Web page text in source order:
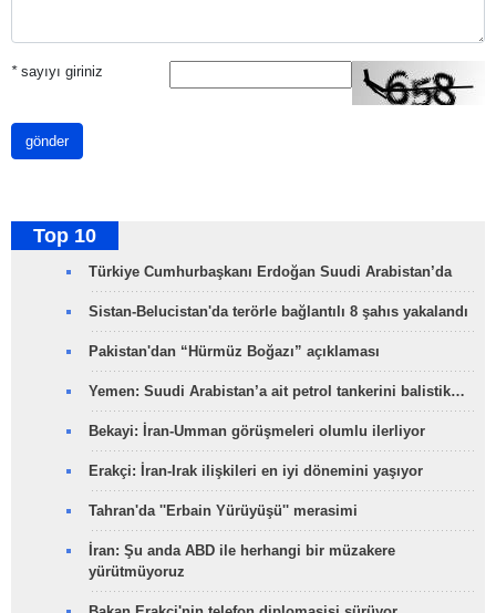
*sayıyı giriniz
gönder
Top 10
Türkiye Cumhurbaşkanı Erdoğan Suudi Arabistan’da
Sistan-Belucistan'da terörle bağlantılı 8 şahıs yakalandı
Pakistan'dan “Hürmüz Boğazı” açıklaması
Yemen: Suudi Arabistan’a ait petrol tankerini balistik…
Bekayi: İran-Umman görüşmeleri olumlu ilerliyor
Erakçi: İran-Irak ilişkileri en iyi dönemini yaşıyor
Tahran'da ''Erbain Yürüyüşü'' merasimi
İran: Şu anda ABD ile herhangi bir müzakere
yürütmüyoruz